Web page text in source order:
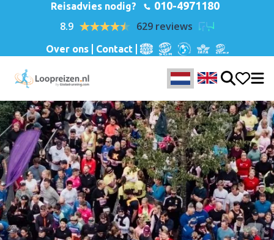
Reisadvies nodig? 010-4971180
8.9 629 reviews
Over ons Contact